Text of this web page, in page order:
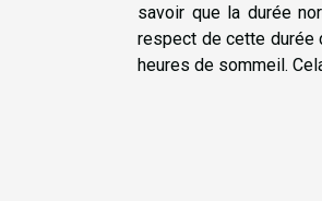
savoir que la durée
respect de cette durée
heures de sommeil.